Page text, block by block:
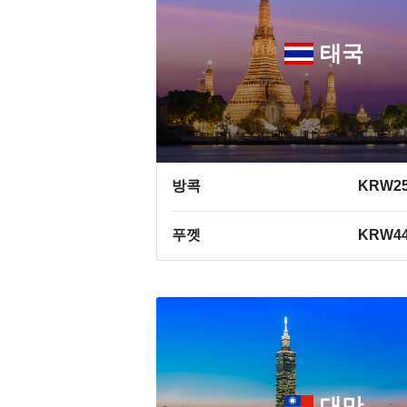
태국
방콕
푸껫